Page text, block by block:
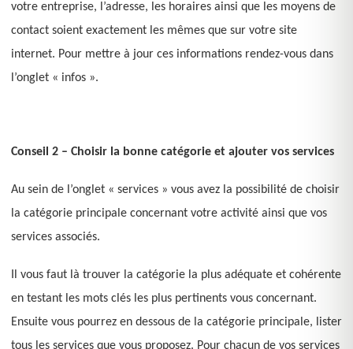
votre entreprise, l’adresse, les horaires ainsi que les moyens de
contact soient exactement les mêmes que sur votre site
internet. Pour mettre à jour ces informations rendez-vous dans
l’onglet « infos ».
Conseil 2 – Choisir la bonne catégorie et ajouter vos services
Au sein de l’onglet « services » vous avez la possibilité de choisir
la catégorie principale concernant votre activité ainsi que vos
services associés.
Il vous faut là trouver la catégorie la plus adéquate et cohérente
en testant les mots clés les plus pertinents vous concernant.
Ensuite vous pourrez en dessous de la catégorie principale, lister
tous les services que vous proposez. Pour chacun de vos services